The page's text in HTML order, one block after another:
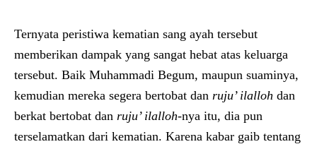
Ternyata peristiwa kematian sang ayah tersebut
memberikan dampak yang sangat hebat atas keluarga
tersebut. Baik Muhammadi Begum, maupun suaminya,
kemudian mereka segera bertobat dan ruju’ ilalloh dan
berkat bertobat dan ruju’ ilalloh-nya itu, dia pun
terselamatkan dari kematian. Karena kabar gaib tentang